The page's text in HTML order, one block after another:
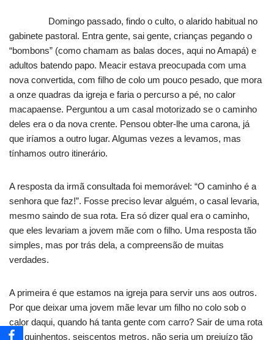
Domingo passado, findo o culto, o alarido habitual no
gabinete pastoral. Entra gente, sai gente, crianças pegando o
“bombons” (como chamam as balas doces, aqui no Amapá) e
adultos batendo papo. Meacir estava preocupada com uma
nova convertida, com filho de colo um pouco pesado, que mora
a onze quadras da igreja e faria o percurso a pé, no calor
macapaense. Perguntou a um casal motorizado se o caminho
deles era o da nova crente. Pensou obter-lhe uma carona, já
que iríamos a outro lugar. Algumas vezes a levamos, mas
tínhamos outro itinerário.
A resposta da irmã consultada foi memorável: “O caminho é a
senhora que faz!”. Fosse preciso levar alguém, o casal levaria,
mesmo saindo de sua rota. Era só dizer qual era o caminho,
que eles levariam a jovem mãe com o filho. Uma resposta tão
simples, mas por trás dela, a compreensão de muitas
verdades.
A primeira é que estamos na igreja para servir uns aos outros.
Por que deixar uma jovem mãe levar um filho no colo sob o
calor daqui, quando há tanta gente com carro? Sair de uma rota
por quinhentos, seiscentos metros, não seria um prejuízo tão